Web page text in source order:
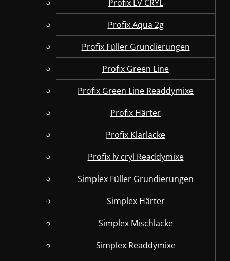
Profix LV CRYL
Profix Aqua 2g
Profix Füller Grundierungen
Profix Green Line
Profix Green Line Readdymixe
Profix Härter
Profix Klarlacke
Profix lv cryl Readdymixe
Simplex Füller Grundierungen
Simplex Härter
Simplex Mischlacke
Simplex Readdymixe